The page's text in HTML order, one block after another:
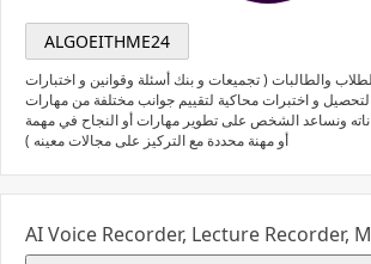
ALGOEITHME24
والطالبات ( تجميعات و بنك أسئلة وقوانين و اختبارات
و اختبرات محاكية لتقييم جوانب مختلفة من مهارات
ونساعد الشخص على تطوير مهارات أو النجاح في مهمة
أو مهنة محددة مع التركيز على مجالات معينه )
AI Voice Recorder, Lecture Recorder,